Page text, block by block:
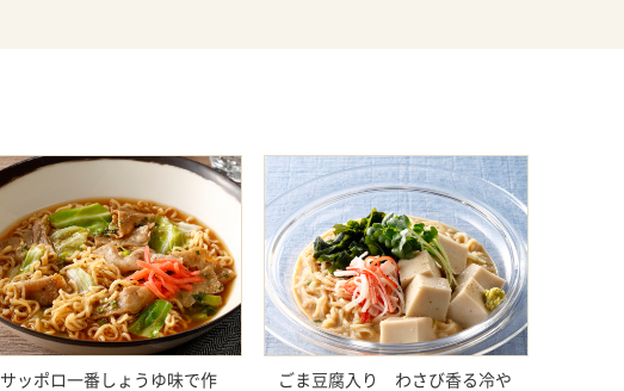
サッポロ一番しょうゆ味で作
ごま豆腐入り わさび香る冷や